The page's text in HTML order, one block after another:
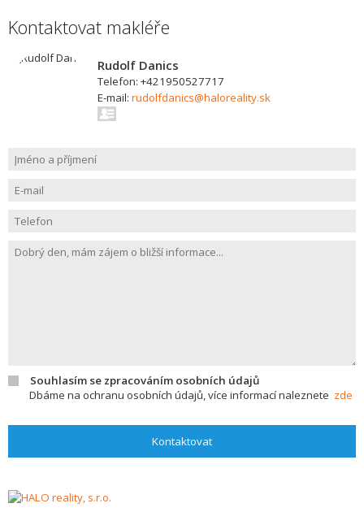
Kontaktovat makléře
Rudolf Danics
Telefon: +421950527717
E-mail: rudolfdanics@haloreality.sk
Souhlasím se zpracováním osobních údajů
Dbáme na ochranu osobních údajů, více informací naleznete zde
Kontaktovat